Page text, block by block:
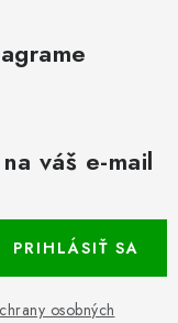
váš e-mail
osobných
PRIHLÁSIŤ SA